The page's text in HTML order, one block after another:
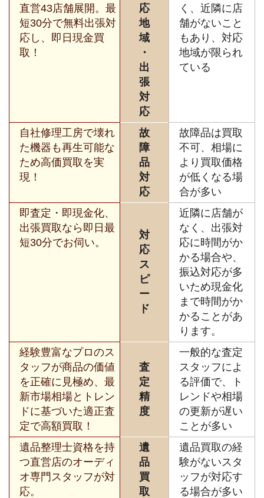
直営43店舗展開。最
短30分で無料出張対
応し、即日現金買
取！
応
地
域
・
出
張
対
応
く、近隣に店
舗がないこと
もあり、対応
地域が限られ
ている
自社修理工房で壊れ
た機器も再生可能な
ため高価買取を実
現！
故
障
品
対
応
故障品は買取
不可、相場に
より買取価格
が低くなる場
合が多い
即査定・即現金化、
出張買取なら即日最
短30分でお伺い。
対
応
ス
ピ
ー
ド
近隣に店舗が
なく、出張対
応に時間がか
かる場合や、
振込対応が多
いため現金化
まで時間がか
かることがあ
ります。
経験豊富なプロのス
タッフが商品の価値
を正確に見極め、最
新市場相場とトレン
ドに基づいた適正査
定で高額買取！
査
定
精
度
一般的な査定
スタッフによ
る評価で、ト
レンドや相場
の更新が遅い
ことが多い
遺品整理士資格を持
つ直営店のオーディ
オ専門スタッフが対
応。
遺
品
買
取
遺品買取の経
験がないスタ
ッフが対応す
る場合が多い